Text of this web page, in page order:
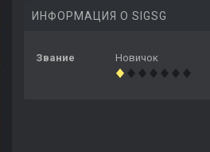
ИНФОРМАЦИЯ О SIGSG
Звание Новичок